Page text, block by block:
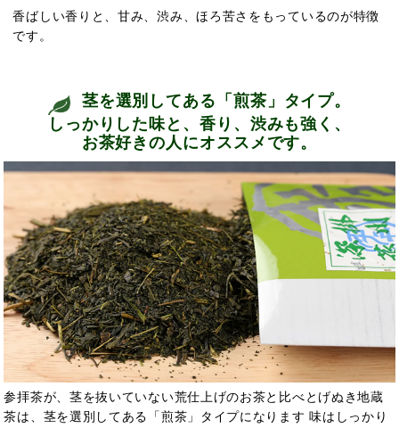
香ばしい香りと、甘み、渋み、ほろ苦さをもっているのが特徴
です。
茎を選別してある「煎茶」タイプ。
しっかりした味と、香り、渋みも強く、
お茶好きの人にオススメです。
参拝茶が、茎を抜いていない荒仕上げのお茶と比べとげぬき地蔵
茶は、茎を選別してある「煎茶」タイプになります 味はしっかり